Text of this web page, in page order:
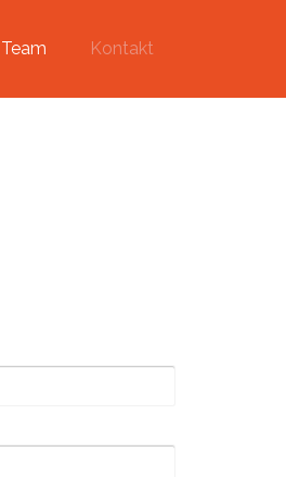
Team Kontakt